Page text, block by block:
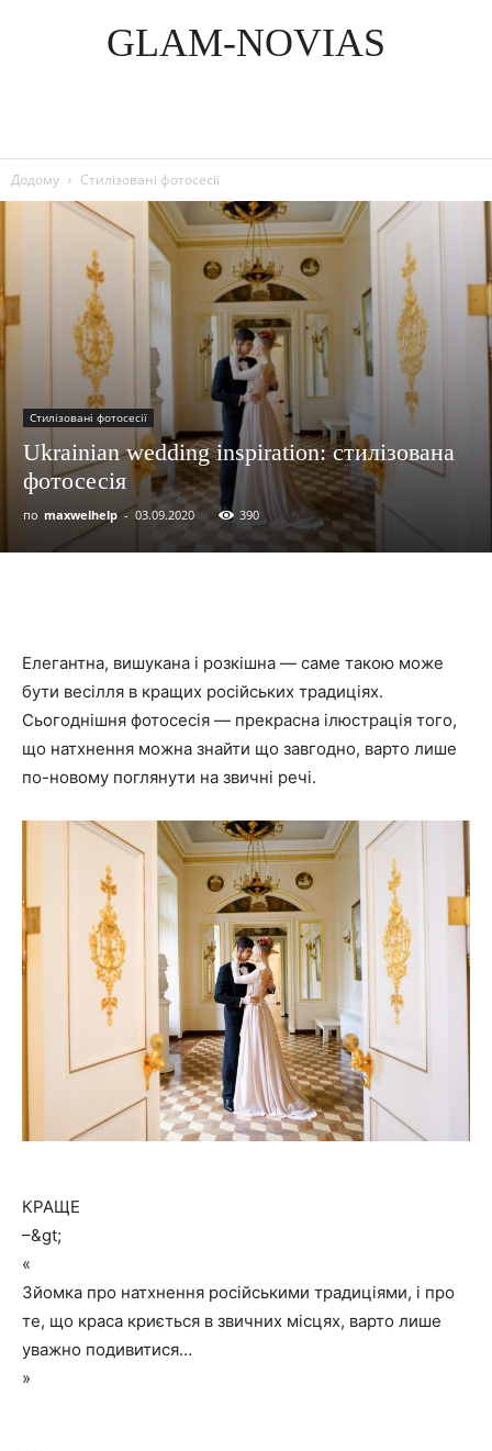
GLAM-NOVIAS
Додому Стилізовані фотосесії
Стилізовані фотосесії
Ukrainian wedding inspiration: стилізована
фотосесія
по maxwelhelp - 03.09.2020 390
Елегантна, вишукана і розкішна — саме такою може
бути весілля в кращих російських традиціях.
Сьогоднішня фотосесія — прекрасна ілюстрація того,
що натхнення можна знайти що завгодно, варто лише
по-новому поглянути на звичні речі.
КРАЩЕ
–&gt;
«
Зйомка про натхнення російськими традиціями, і про
те, що краса криється в звичних місцях, варто лише
уважно подивитися…
»